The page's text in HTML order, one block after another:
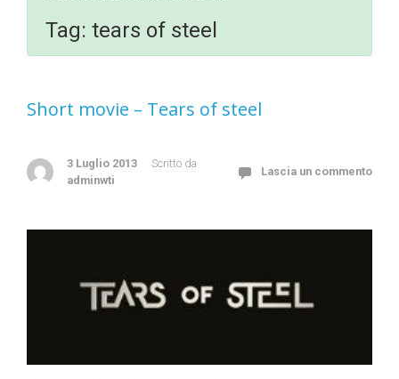
Tag: tears of steel
Short movie – Tears of steel
3 Luglio 2013
Scritto da
adminwti
Lascia un commento